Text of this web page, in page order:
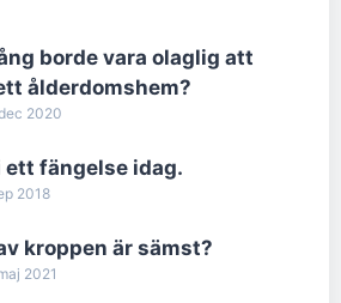
borde vara olaglig att
ålderdomshem?
2020
ett fängelse idag.
2018
kroppen är sämst?
2021